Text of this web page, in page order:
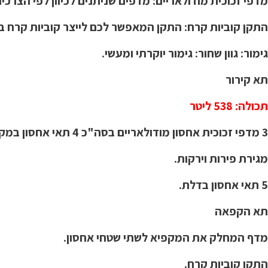
התקן קוביות קרח: התקן המאפשר לכם לייצר קוביות קרח
גימור: גוון שחור: גימור יוקרתי ומעשי.
תא קירור
תכולה: 538 ליטר
3 מדפי זכוכית אחסון מודולאריים בסה"כ 4 תאי אחסון במקרר.
מגירת פירות וירקות.
5 תאי אחסון בדלת.
תא הקפאה
מדף המחלק את המקפיא לשתי שטחי אחסון.
התקן קוביות קרח.